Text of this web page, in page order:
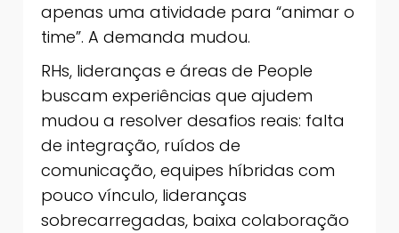
apenas uma atividade para “animar o
time”. A demanda mudou.
RHs, lideranças e áreas de People
buscam experiências que ajudem
mudou a resolver desafios reais: falta
de integração, ruídos de
comunicação, equipes híbridas com
pouco vínculo, lideranças
sobrecarregadas, baixa colaboração